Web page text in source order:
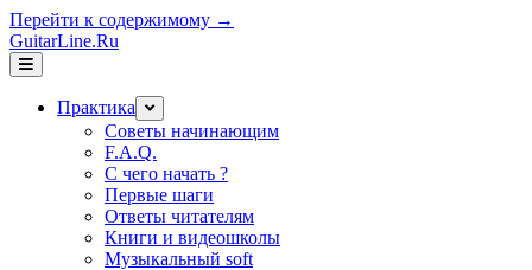
Перейти к содержимому →
GuitarLine.Ru
открыть
меню
Практика открыть
меню
Советы начинающим
F.A.Q.
С чего начать ?
Первые шаги
Ответы читателям
Книги и видеошколы
Музыкальный soft